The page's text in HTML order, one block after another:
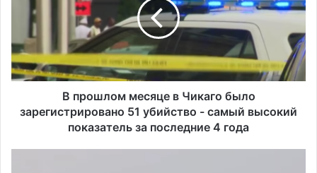
о
м
м
В прошлом месяце в Чикаго было
зарегистрировано 51 убийство - самый высокий
показатель за последние 4 года